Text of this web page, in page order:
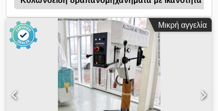
(kW): 1,45 / 1,9 Εύρος ταχύτητας (r/min): 160 - 2250 Βάρος
(kg): 285
Μικρή αγγελία